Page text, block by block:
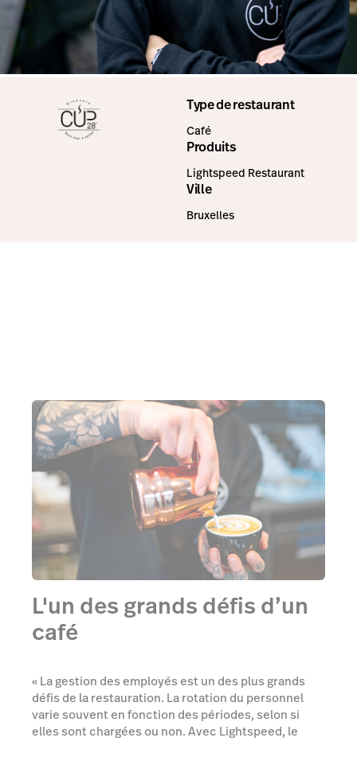
Type de restaurant
Café
Produits
Lightspeed Restaurant
Ville
Bruxelles
L'un des grands défis d’un
café
« La gestion des employés est un des plus grands
défis de la restauration. La rotation du personnel
varie souvent en fonction des périodes, selon si
elles sont chargées ou non. Avec Lightspeed, le